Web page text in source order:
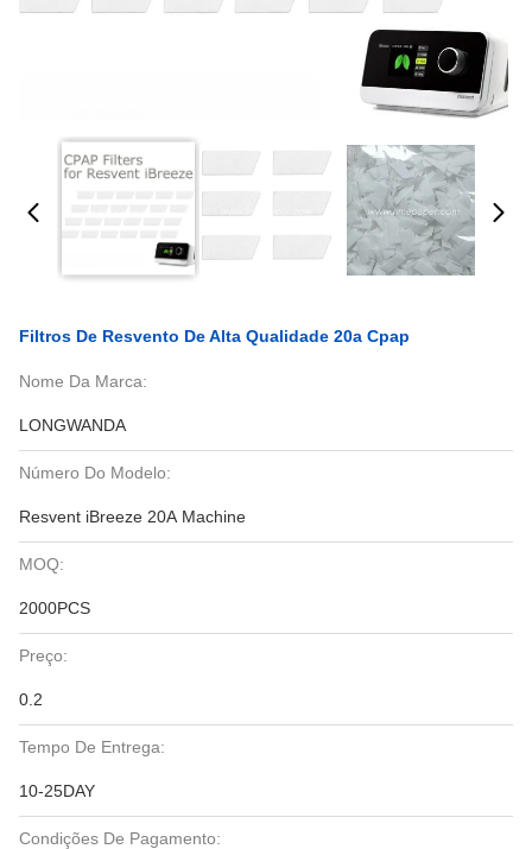
Filtros De Resvento De Alta Qualidade 20a Cpap
Nome Da Marca:
LONGWANDA
Número Do Modelo:
Resvent iBreeze 20A Machine
MOQ:
2000PCS
Preço:
0.2
Tempo De Entrega:
10-25DAY
Condições De Pagamento: